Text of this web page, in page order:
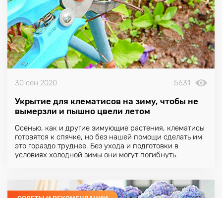
30 сен 2020 5631
Укрытие для клематисов на зиму, чтобы не
вымерзли и пышно цвели летом
Осенью, как и другие зимующие растения, клематисы
готовятся к спячке, но без нашей помощи сделать им
это гораздо труднее. Без ухода и подготовки в
условиях холодной зимы они могут погибнуть.